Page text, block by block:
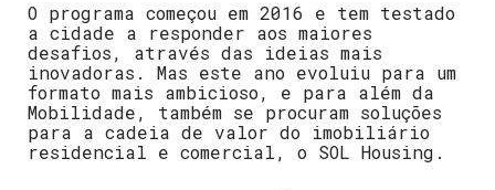
O programa começou em 2016 e tem testado
a cidade a responder aos maiores
desafios, através das ideias mais
inovadoras. Mas este ano evoluiu para um
formato mais ambicioso, e para além da
Mobilidade, também se procuram soluções
para a cadeia de valor do imobiliário
residencial e comercial, o SOL Housing.